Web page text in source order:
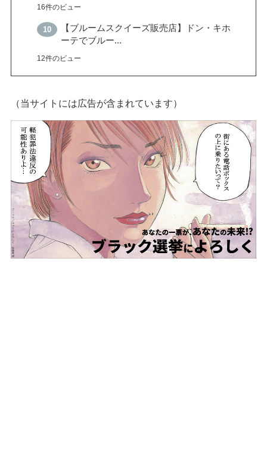
16件のビュー
【ブルームスクイーズ販売店】ドン・キホ
ーテでブルー...
12件のビュー
（当サイトには広告が含まれています）